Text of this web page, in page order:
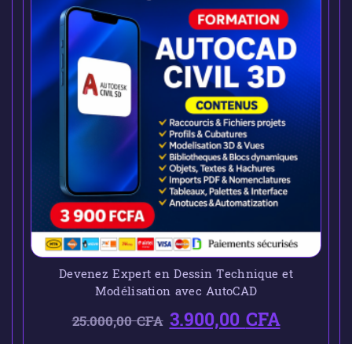
Devenez Expert en Dessin Technique et
Modélisation avec AutoCAD
25.000,00CFA 3.900,00CFA